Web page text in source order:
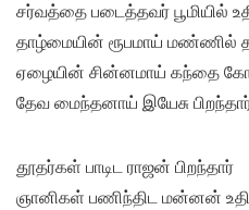
சர்வத்தை படைத்தவர் பூமியில்
தாழ்மையின் ரூபமாய் மண்ணில்
ஏழையின் சின்னமாய் கந்தை
தேவ மைந்தனாய் இயேசு
தூதர்கள் பாடிட ராஜன் பிறந்தார்
ஞானிகள் பணிந்திட மன்னன்